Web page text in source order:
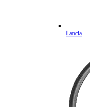
Lancia